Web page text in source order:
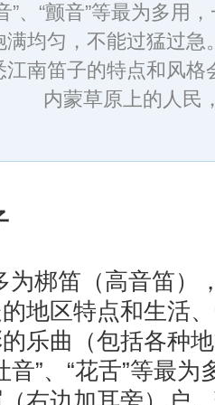
”、“颤音”等最为多用
均匀，不能过猛过
江南笛子的特点和风
蒙草原上的人民，
梆笛（高音笛）
地区特点和生活
乐曲（包括各种
音”、“花舌”等最